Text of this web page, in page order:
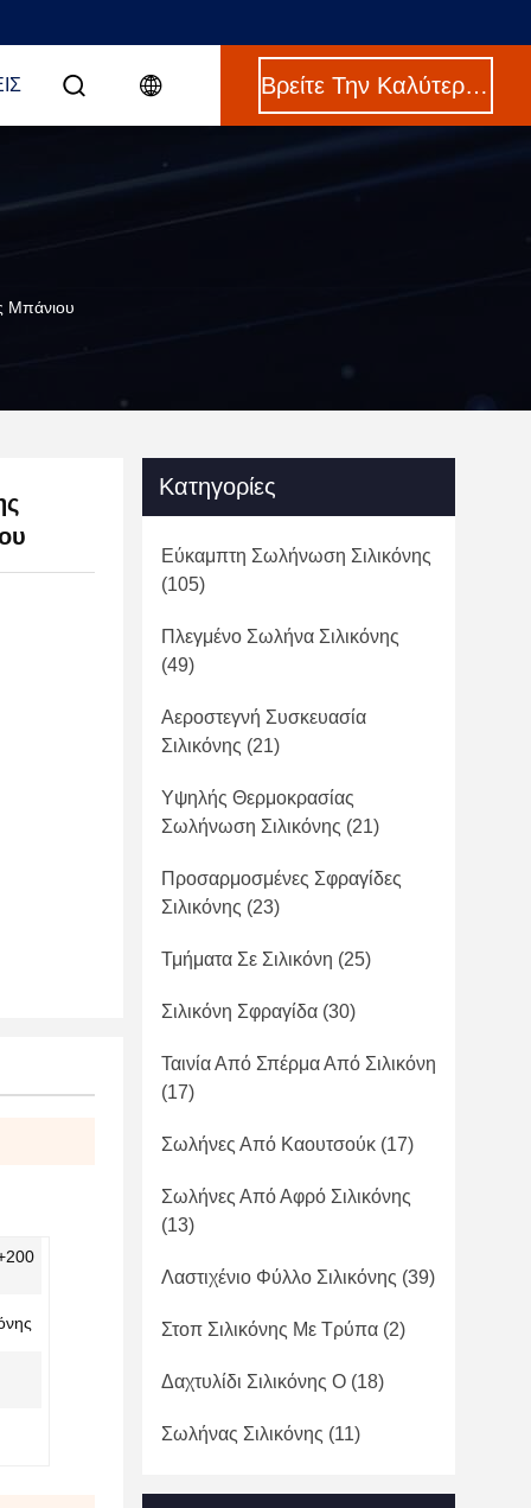
Βρείτε Την Καλύτερη Τιμή
Μπάνιου
Κατηγορίες
Εύκαμπτη Σωλήνωση Σιλικόνης
(105)
Πλεγμένο Σωλήνα Σιλικόνης
(49)
Αεροστεγνή Συσκευασία
Σιλικόνης (21)
Υψηλής Θερμοκρασίας
Σωλήνωση Σιλικόνης (21)
Προσαρμοσμένες Σφραγίδες
Σιλικόνης (23)
Τμήματα Σε Σιλικόνη (25)
Σιλικόνη Σφραγίδα (30)
Ταινία Από Σπέρμα Από Σιλικόνη
(17)
Σωλήνες Από Καουτσούκ (17)
Σωλήνες Από Αφρό Σιλικόνης
(13)
Λαστιχένιο Φύλλο Σιλικόνης (39)
Στοπ Σιλικόνης Με Τρύπα (2)
Δαχτυλίδι Σιλικόνης Ο (18)
Σωλήνας Σιλικόνης (11)